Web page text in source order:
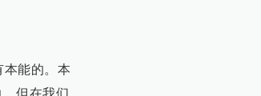
本能的。本
但在我们